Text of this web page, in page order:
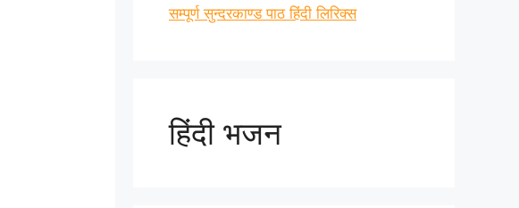
सम्पूर्ण सुन्दरकाण्ड पाठ हिंदी लिरिक्स
हिंदी भजन